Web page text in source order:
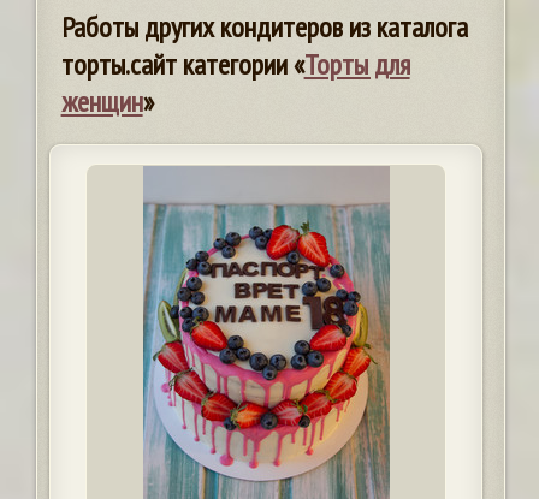
Работы других кондитеров из каталога
торты.сайт категории «Торты для
женщин»